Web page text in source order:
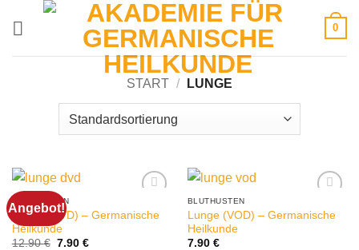
0
START / LUNGE
Angebot!
BLUTHUSTEN
Lunge (DVD) – Germanische
Heilkunde
12.90€ Ursprünglicher
7.90 €Aktueller
BLUTHUSTEN
Lunge (VOD) – Germanische
Heilkunde
7.90 €